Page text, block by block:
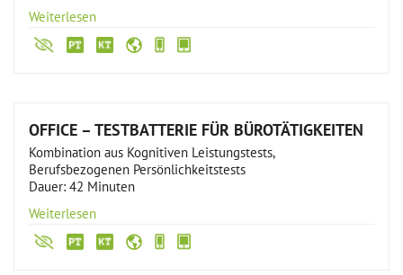
Weiterlesen
OFFICE – TESTBATTERIE FÜR BÜROTÄTIGKEITEN
Kombination aus Kognitiven Leistungstests,
Berufsbezogenen Persönlichkeitstests
Dauer: 42 Minuten
Weiterlesen